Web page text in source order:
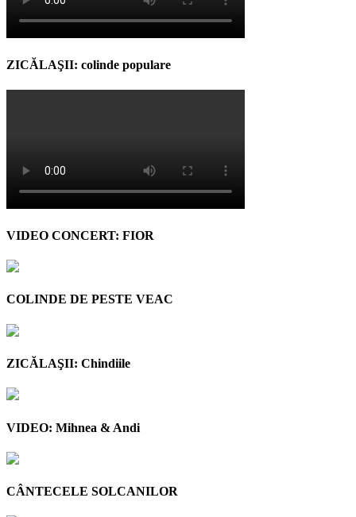
ZICĂLAŞII: colinde populare
VIDEO CONCERT: FIOR
COLINDE DE PESTE VEAC
ZICĂLAŞII: Chindiile
VIDEO: Mihnea & Andi
CÂNTECELE SOLCANILOR